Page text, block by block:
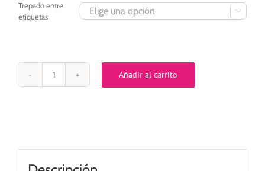
Trepado entre
etiquetas

Etiqueta
autoadhesiva
permanente
Añadir al carrito